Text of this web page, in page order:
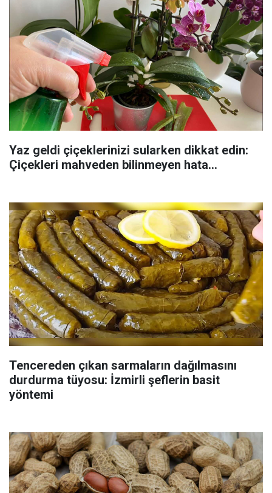
Yaz geldi çiçeklerinizi sularken dikkat edin:
Çiçekleri mahveden bilinmeyen hata...
Tencereden çıkan sarmaların dağılmasını
durdurma tüyosu: İzmirli şeflerin basit
yöntemi